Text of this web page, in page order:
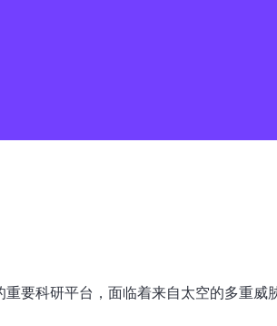
要科研平台，面临着来自太空的多重